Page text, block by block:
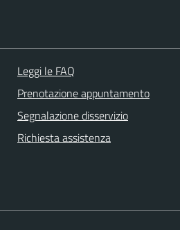
Leggi le FAQ
Prenotazione appuntamento
Segnalazione disservizio
Richiesta assistenza